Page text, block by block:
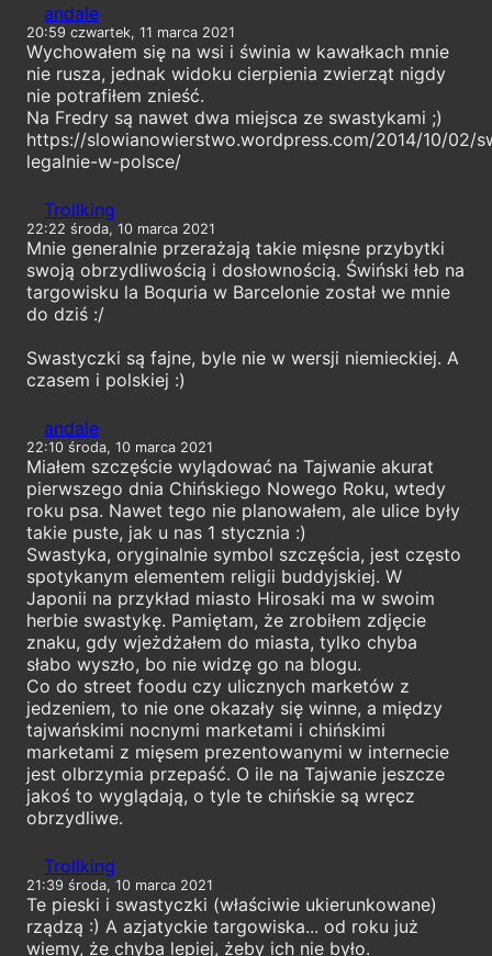
andale
20:59 czwartek, 11 marca 2021
Wychowałem się na wsi i świnia w kawałkach mnie
nie rusza, jednak widoku cierpienia zwierząt nigdy
nie potrafiłem znieść.
Na Fredry są nawet dwa miejsca ze swastykami ;)
https://slowianowierstwo.wordpress.com/2014/10/02/
legalnie-w-polsce/
Trollking
22:22 środa, 10 marca 2021
Mnie generalnie przerażają takie mięsne przybytki
swoją obrzydliwością i dosłownością. Świński łeb na
targowisku la Boquria w Barcelonie został we mnie
do dziś :/
Swastyczki są fajne, byle nie w wersji niemieckiej. A
czasem i polskiej :)
andale
22:10 środa, 10 marca 2021
Miałem szczęście wylądować na Tajwanie akurat
pierwszego dnia Chińskiego Nowego Roku, wtedy
roku psa. Nawet tego nie planowałem, ale ulice były
takie puste, jak u nas 1 stycznia :)
Swastyka, oryginalnie symbol szczęścia, jest często
spotykanym elementem religii buddyjskiej. W
Japonii na przykład miasto Hirosaki ma w swoim
herbie swastykę. Pamiętam, że zrobiłem zdjęcie
znaku, gdy wjeżdżałem do miasta, tylko chyba
słabo wyszło, bo nie widzę go na blogu.
Co do street foodu czy ulicznych marketów z
jedzeniem, to nie one okazały się winne, a między
tajwańskimi nocnymi marketami i chińskimi
marketami z mięsem prezentowanymi w internecie
jest olbrzymia przepaść. O ile na Tajwanie jeszcze
jakoś to wyglądają, o tyle te chińskie są wręcz
obrzydliwe.
Trollking
21:39 środa, 10 marca 2021
Te pieski i swastyczki (właściwie ukierunkowane)
rządzą :) A azjatyckie targowiska... od roku już
wiemy, że chyba lepiej, żeby ich nie było.